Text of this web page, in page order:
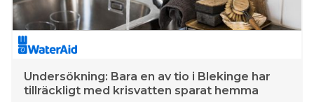
Undersökning: Bara en av tio i Blekinge har
tillräckligt med krisvatten sparat hemma